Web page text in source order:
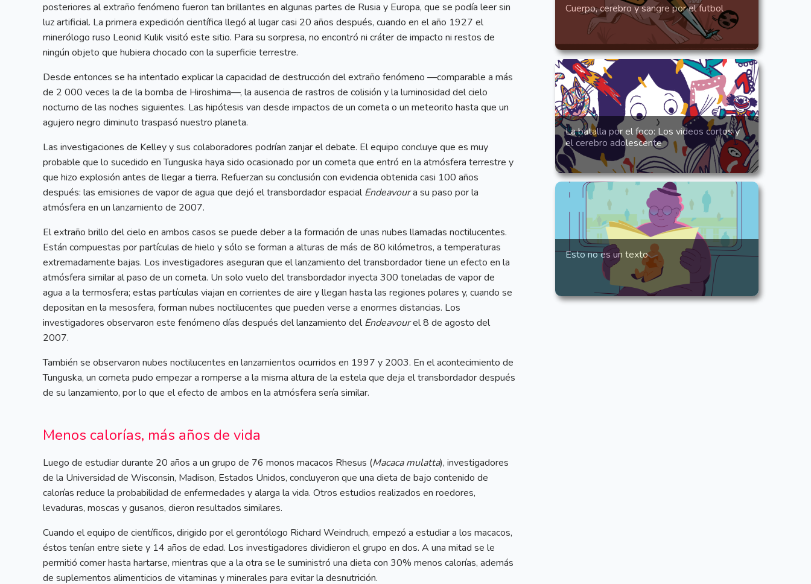
posteriores al extraño fenómeno fueron tan brillantes en algunas partes de Rusia y Europa, que se podía leer sin
luz artificial. La primera expedición científica llegó al lugar casi 20 años después, cuando en el año 1927 el
minerólogo ruso Leonid Kulik visitó este sitio. Para su sorpresa, no encontró ni cráter de impacto ni restos de
ningún objeto que hubiera chocado con la superficie terrestre.
Desde entonces se ha intentado explicar la capacidad de destrucción del extraño fenómeno —comparable a más
de 2 000 veces la de la bomba de Hiroshima—, la ausencia de rastros de colisión y la luminosidad del cielo
nocturno de las noches siguientes. Las hipótesis van desde impactos de un cometa o un meteorito hasta que un
agujero negro diminuto traspasó nuestro planeta.
Las investigaciones de Kelley y sus colaboradores podrían zanjar el debate. El equipo concluye que es muy
probable que lo sucedido en Tunguska haya sido ocasionado por un cometa que entró en la atmósfera terrestre y
que hizo explosión antes de llegar a tierra. Refuerzan su conclusión con evidencia obtenida casi 100 años
después: las emisiones de vapor de agua que dejó el transbordador espacialEndeavoura su paso por la
atmósfera en un lanzamiento de 2007.
El extraño brillo del cielo en ambos casos se puede deber a la formación de unas nubes llamadas noctilucentes.
Están compuestas por partículas de hielo y sólo se forman a alturas de más de 80 kilómetros, a temperaturas
extremadamente bajas. Los investigadores aseguran que el lanzamiento del transbordador tiene un efecto en la
atmósfera similar al paso de un cometa. Un solo vuelo del transbordador inyecta 300 toneladas de vapor de
agua a la termosfera; estas partículas viajan en corrientes de aire y llegan hasta las regiones polares y, cuando se
depositan en la mesosfera, forman nubes noctilucentes que pueden verse a enormes distancias. Los
investigadores observaron este fenómeno días después del lanzamiento delEndeavourel 8 de agosto del
2007.
También se observaron nubes noctilucentes en lanzamientos ocurridos en 1997 y 2003. En el acontecimiento de
Tunguska, un cometa pudo empezar a romperse a la misma altura de la estela que deja el transbordador después
de su lanzamiento, por lo que el efecto de ambos en la atmósfera sería similar.
Menos calorías, más años de vida
Luego de estudiar durante 20 años a un grupo de 76 monos macacos Rhesus (Macaca mulatta), investigadores
de la Universidad de Wisconsin, Madison, Estados Unidos, concluyeron que una dieta de bajo contenido de
calorías reduce la probabilidad de enfermedades y alarga la vida. Otros estudios realizados en roedores,
levaduras, moscas y gusanos, dieron resultados similares.
Cuando el equipo de científicos, dirigido por el gerontólogo Richard Weindruch, empezó a estudiar a los macacos,
éstos tenían entre siete y 14 años de edad. Los investigadores dividieron el grupo en dos. A una mitad se le
permitió comer hasta hartarse, mientras que a la otra se le suministró una dieta con 30% menos calorías, además
de suplementos alimenticios de vitaminas y minerales para evitar la desnutrición.
Cuerpo, cerebro y sangre por el futbol
La batalla por el foco: Los videos cortos y
el cerebro adolescente
Esto no es un texto